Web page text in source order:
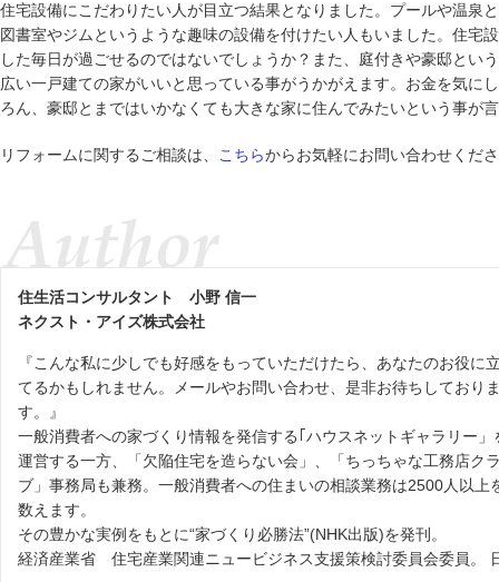
住宅設備にこだわりたい人が目立つ結果となりました。プールや温泉
図書室やジムというような趣味の設備を付けたい人もいました。住宅
した毎日が過ごせるのではないでしょうか？また、庭付きや豪邸とい
広い一戸建ての家がいいと思っている事がうかがえます。お金を気に
ろん、豪邸とまではいかなくても大きな家に住んでみたいという事が
リフォームに関するご相談は、 こちらからお気軽にお問い合わせくだ
住生活コンサルタント 小野 信一
ネクスト・アイズ株式会社
『こんな私に少しでも好感をもっていただけたら、あなたのお役に
てるかもしれません。メールやお問い合わせ、是非お待ちしており
す。』
一般消費者への家づくり情報を発信する｢ハウスネットギャラリー」
運営する一方、「欠陥住宅を造らない会」、「ちっちゃな工務店ク
ブ」事務局も兼務。一般消費者への住まいの相談業務は2500人以上
数えます。
その豊かな実例をもとに“家づくり必勝法”(NHK出版)を発刊。
経済産業省 住宅産業関連ニュービジネス支援策検討委員会委員。